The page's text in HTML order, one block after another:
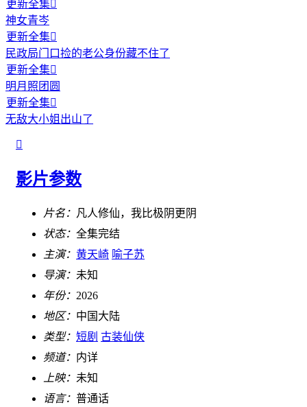
更新全集
神女青岑
更新全集
民政局门口捡的老公身份藏不住了
更新全集
明月照团圆
更新全集
无敌大小姐出山了

影片参数
片名： 凡人修仙，我比极阴更阴
状态： 全集完结
主演： 黄天崎 喻子苏
导演： 未知
年份： 2026
地区： 中国大陆
类型： 短剧 古装仙侠
频道： 内详
上映： 未知
语言： 普通话